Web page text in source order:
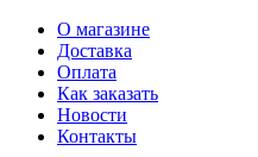
О магазине
Доставка
Оплата
Как заказать
Новости
Контакты